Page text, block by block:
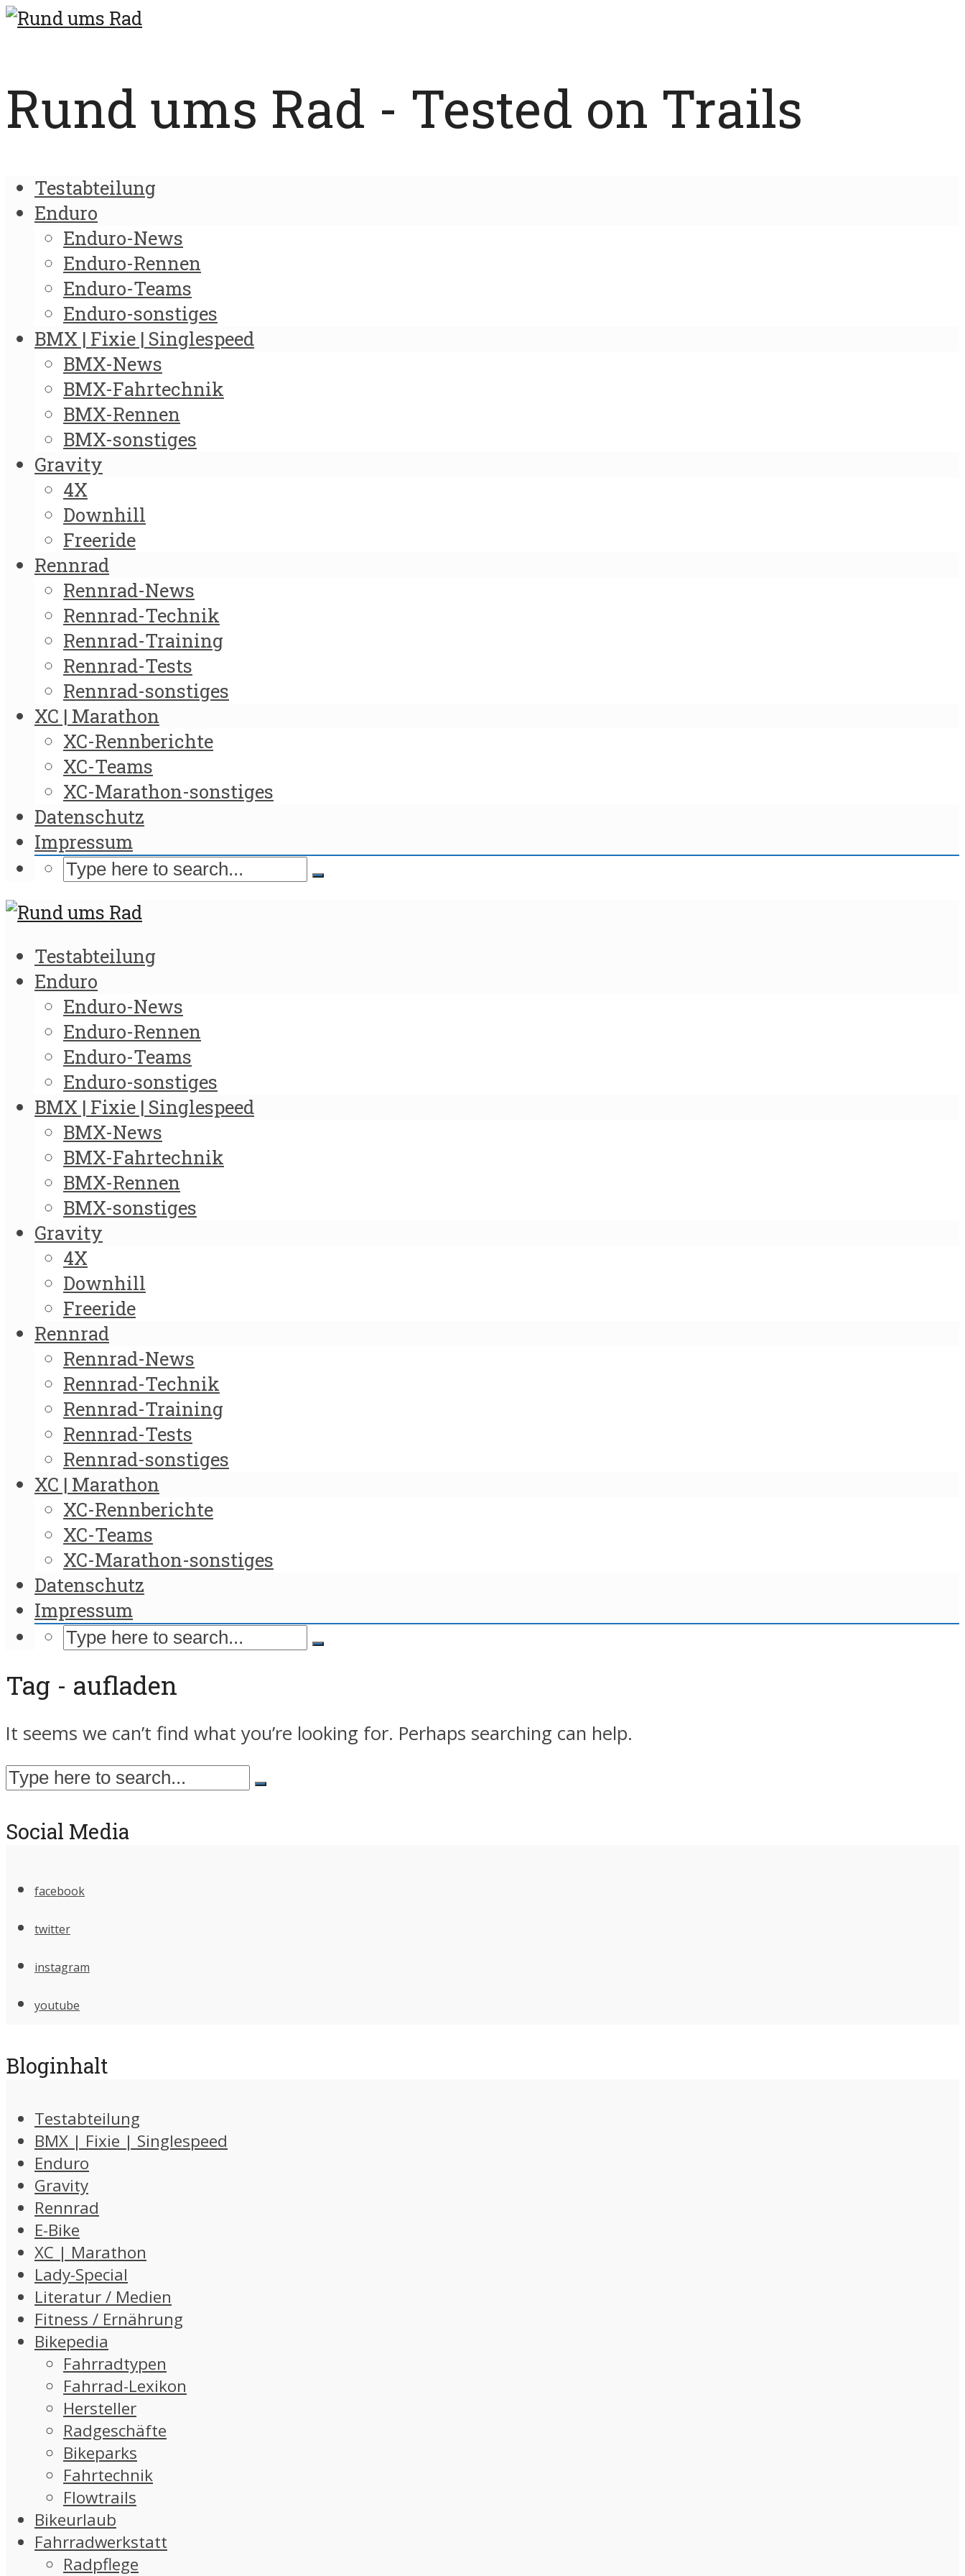
Rund ums Rad - Tested on Trails
Testabteilung
Enduro
Enduro-News
Enduro-Rennen
Enduro-Teams
Enduro-sonstiges
BMX | Fixie | Singlespeed
BMX-News
BMX-Fahrtechnik
BMX-Rennen
BMX-sonstiges
Gravity
4X
Downhill
Freeride
Rennrad
Rennrad-News
Rennrad-Technik
Rennrad-Training
Rennrad-Tests
Rennrad-sonstiges
XC | Marathon
XC-Rennberichte
XC-Teams
XC-Marathon-sonstiges
Datenschutz
Impressum
Testabteilung
Enduro
Enduro-News
Enduro-Rennen
Enduro-Teams
Enduro-sonstiges
BMX | Fixie | Singlespeed
BMX-News
BMX-Fahrtechnik
BMX-Rennen
BMX-sonstiges
Gravity
4X
Downhill
Freeride
Rennrad
Rennrad-News
Rennrad-Technik
Rennrad-Training
Rennrad-Tests
Rennrad-sonstiges
XC | Marathon
XC-Rennberichte
XC-Teams
XC-Marathon-sonstiges
Datenschutz
Impressum
Tag - aufladen
It seems we can’t find what you’re looking for. Perhaps searching can help.
Social Media
facebook
twitter
instagram
youtube
Bloginhalt
Testabteilung
BMX | Fixie | Singlespeed
Enduro
Gravity
Rennrad
E-Bike
XC | Marathon
Lady-Special
Literatur / Medien
Fitness / Ernährung
Bikepedia
Fahrradtypen
Fahrrad-Lexikon
Hersteller
Radgeschäfte
Bikeparks
Fahrtechnik
Flowtrails
Bikeurlaub
Fahrradwerkstatt
Radpflege